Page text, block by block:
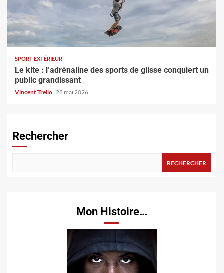
SPORT EXTÉRIEUR
Le kite : l’adrénaline des sports de glisse conquiert un
public grandissant
Vincent Trello 28 mai 2026
Rechercher
RECHERCHER
Mon Histoire…